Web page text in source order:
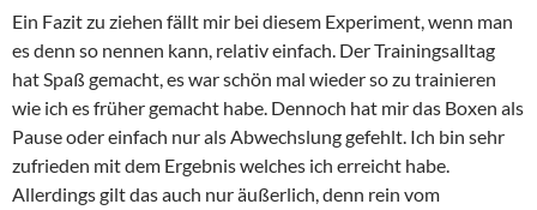
Ein Fazit zu ziehen fällt mir bei diesem Experiment, wenn man
es denn so nennen kann, relativ einfach. Der Trainingsalltag
hat Spaß gemacht, es war schön mal wieder so zu trainieren
wie ich es früher gemacht habe. Dennoch hat mir das Boxen als
Pause oder einfach nur als Abwechslung gefehlt. Ich bin sehr
zufrieden mit dem Ergebnis welches ich erreicht habe.
Allerdings gilt das auch nur äußerlich, denn rein vom